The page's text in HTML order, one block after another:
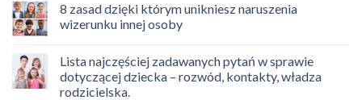
8 zasad dzięki którym unikniesz naruszenia
wizerunku innej osoby
Lista najczęściej zadawanych pytań w sprawie
dotyczącej dziecka – rozwód, kontakty, władza
rodzicielska.